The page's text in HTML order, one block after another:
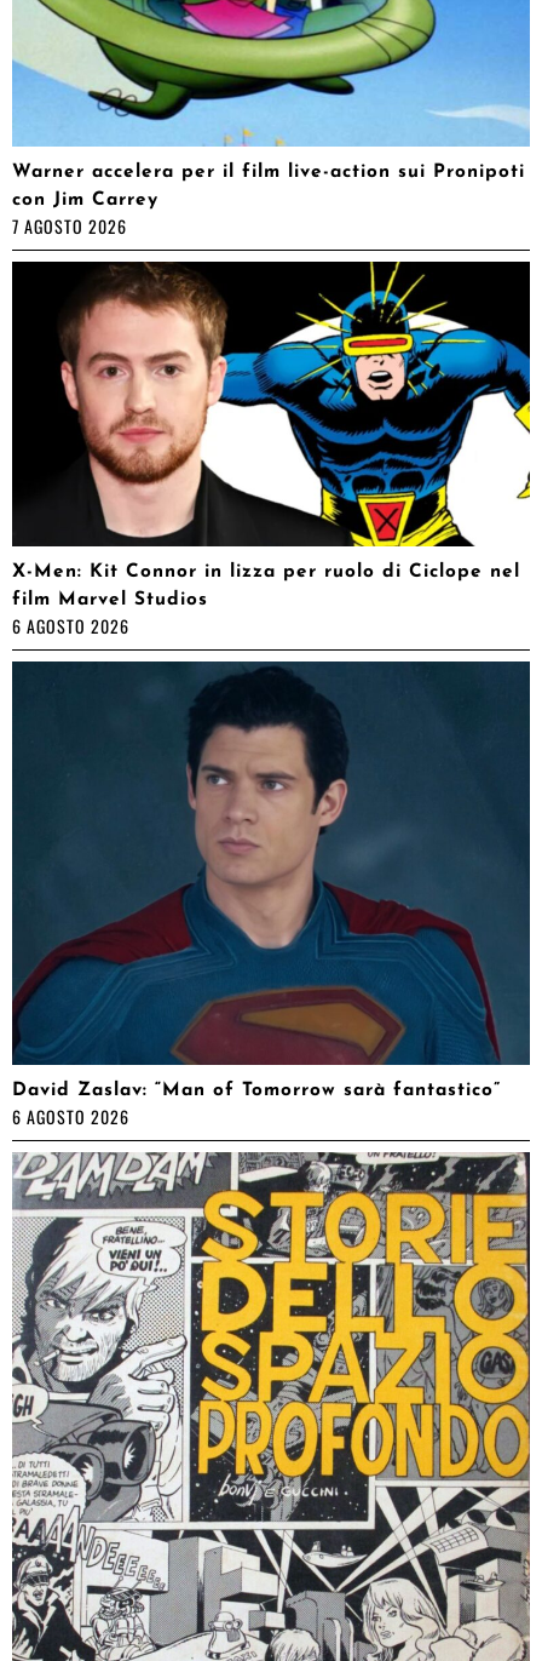
Warner accelera per il film live-action sui Pronipoti
con Jim Carrey
7 AGOSTO 2026
X-Men: Kit Connor in lizza per ruolo di Ciclope nel
film Marvel Studios
6 AGOSTO 2026
David Zaslav: “Man of Tomorrow sarà fantastico”
6 AGOSTO 2026